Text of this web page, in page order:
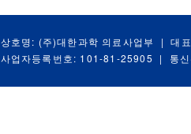
상호명: (주)대한과학 의료사업부 |
대
사업자등록번호: 101-81-25905
| 통